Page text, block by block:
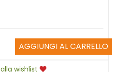
AGGIUNGI AL CARRELLO
wishlist